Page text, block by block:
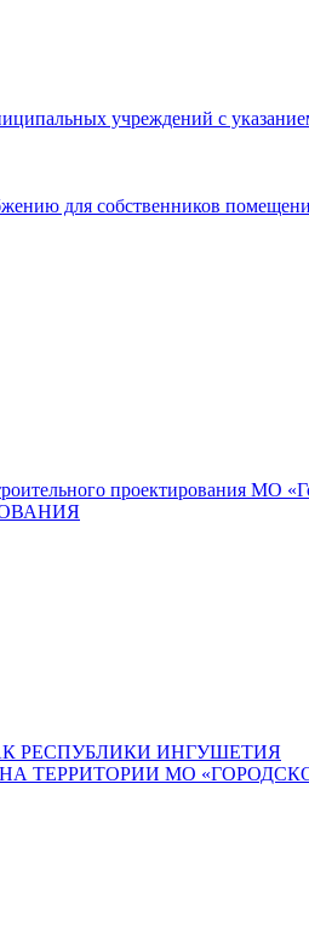
учреждений с
для собственников
проектирования МО
РЕСПУБЛИКИ ИНГУШЕТИЯ
МО